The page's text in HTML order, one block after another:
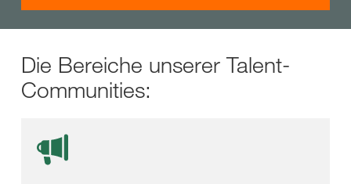
Die Bereiche unserer Talent-
Communities: